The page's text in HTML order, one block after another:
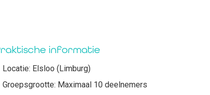
informatie
Locatie: Elsloo (Limburg)
Groepsgrootte: Maximaal 10 deelnemers